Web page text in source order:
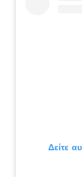
Δείτε